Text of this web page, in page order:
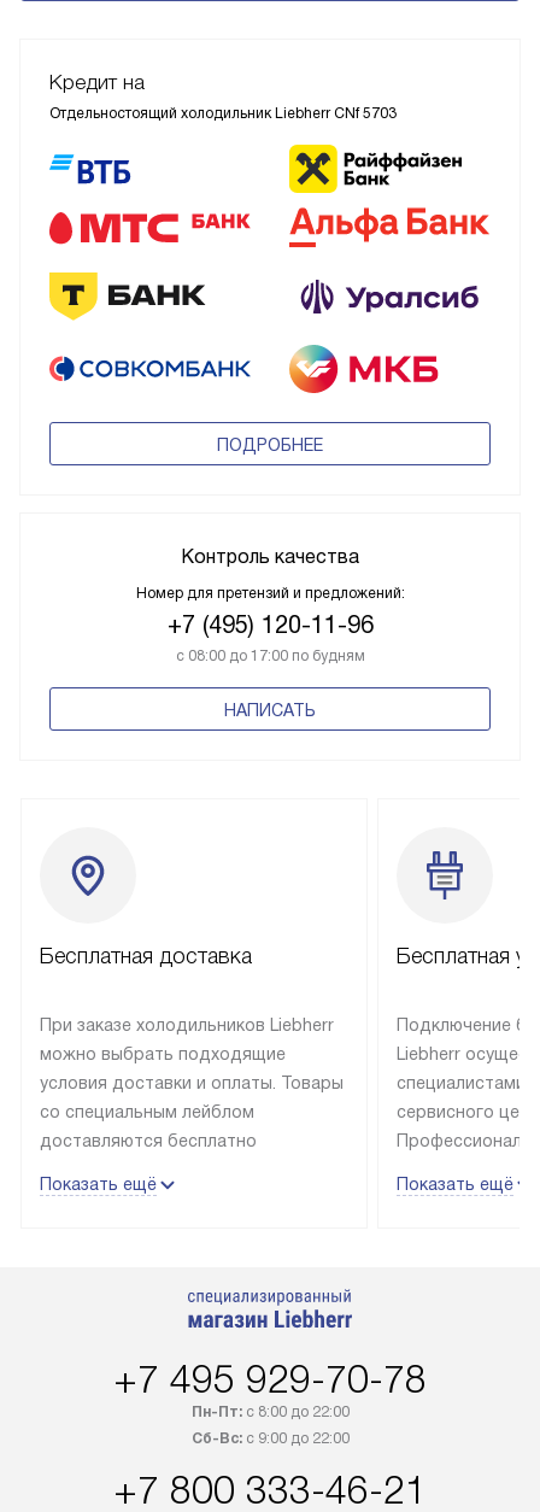
Кредит на
Отдельностоящий холодильник Liebherr CNf 5703
ПОДРОБНЕЕ
Контроль качества
Номер для претензий и предложений:
+7 (495) 120-11-96
с 08:00 до 17:00 по будням
НАПИСАТЬ
Бесплатная доставка
При заказе холодильников Liebherr
можно выбрать подходящие
условия доставки и оплаты. Товары
со специальным лейблом
доставляются бесплатно
до подъезда, выезд за МКАД
в течение трех дней. Доставка
регионы осуществляется через
транспортную компанию. После
100% предоплаты наша компания
до представительства
Показать ещё
Бесплатная
Подключение
Liebherr
специалистами
сервисного
эксплуатации
Стоимость
обеспечивают
Показать ещё
+7 495 929-70-78
Пн-Пт:с 8:00 до 22:00
Сб-Вс:с 9:00 до 22:00
+7 800 333-46-21